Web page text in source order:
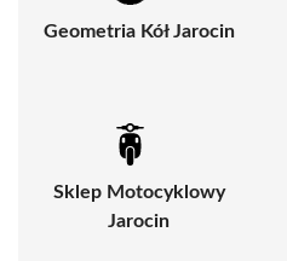
Geometria Kół Jarocin
Sklep Motocyklowy
Jarocin